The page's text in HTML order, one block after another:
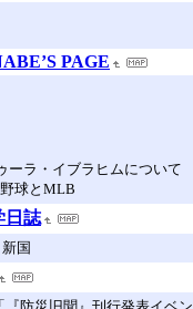
PAGE
ーラ・イブラヒムについて
球とMLB
日誌
国